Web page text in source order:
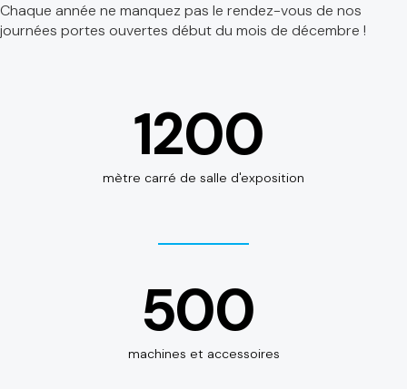
Chaque année ne manquez pas le rendez-vous de nos
journées portes ouvertes début du mois de décembre !
1200
mètre carré de salle d'exposition
500
machines et accessoires